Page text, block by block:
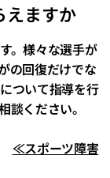
えますか
。様々な選手が
の回復だけでな
ついて指導を行
談ください。
≪スポーツ障害